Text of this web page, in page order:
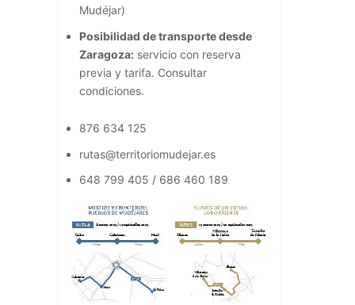
Mudéjar)
Posibilidad de transporte desde
Zaragoza: servicio con reserva
previa y tarifa. Consultar
condiciones.
876 634 125
rutas@territoriomudejar.es
648 799 405 / 686 460 189